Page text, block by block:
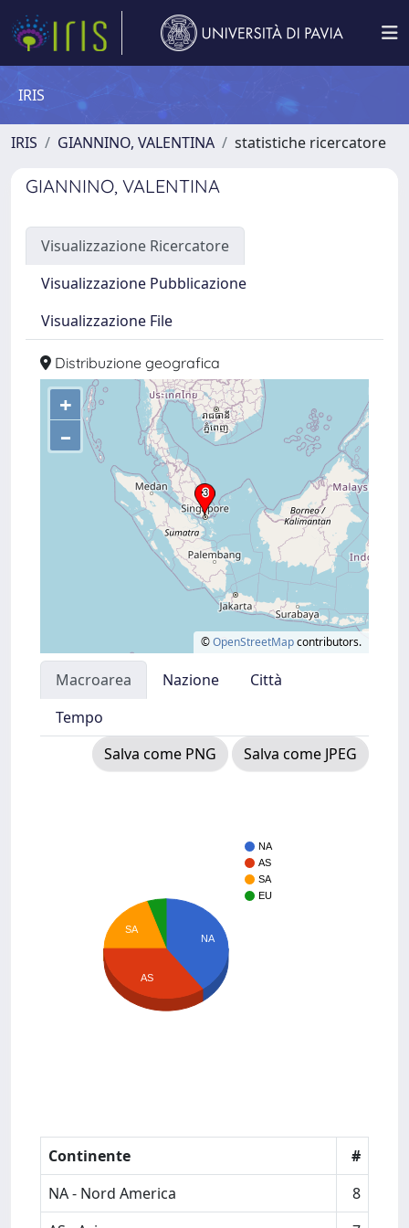
IRIS
IRIS GIANNINO, VALENTINA statistiche ricercatore
GIANNINO, VALENTINA
Visualizzazione Ricercatore
Visualizzazione Pubblicazione
Visualizzazione File
Distribuzione geografica
+
–
©OpenStreetMapcontributors.
Macroarea Nazione
Città
Tempo
Salva come PNG
Salva come JPEG
NA
AS
SA
EU
NA
SA
AS
Continente
#
NA - Nord America
8